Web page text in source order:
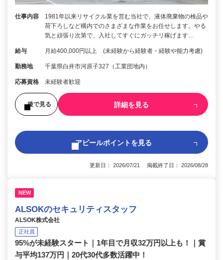
仕事内容
1981年以来リサイクル業を営む当社で、液体廃棄物の検品や
荷下ろしなど構内でのさまざまな作業をお任せします。やる
気と頑張り次第で、入社してすぐにガッチリ稼げます…
給与 月給400,000円以上 (未経験から経験者・経験や能力考慮)
勤務地 千葉県白井市河原子327（工業団地内）
応募資格 未経験者歓迎
後で見る 詳細を見る
アピールポイントを見る
更新日： 2026/07/21 掲載終了日： 2026/08/28
NEW
ALSOKのセキュリティスタッフ
ALSOK株式会社
正社員
95%が未経験スタート｜1年目で月収32万円以上も！｜賞
与平均137万円｜20代30代多数活躍中！